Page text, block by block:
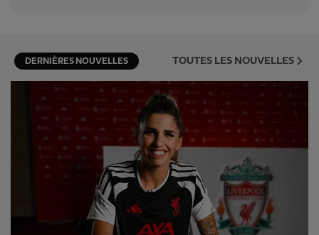
DERNIÈRES NOUVELLES TOUTES LES NOUVELLES